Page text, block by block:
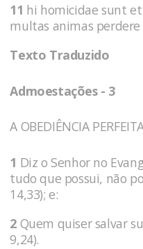
11 hi homicidae sunt
multas animas
Texto Traduzido
Admoestações - 3
A OBEDIÊNCIA
1 Diz o Senhor no
tudo que possui, não
14,33); e:
2 Quem quiser salvar
9,24).